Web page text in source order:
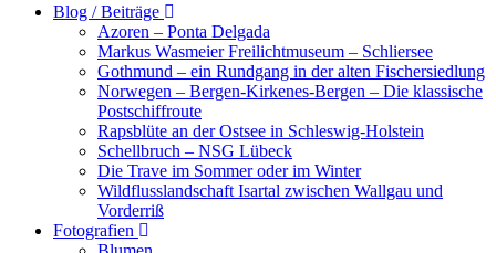
Blog / Beiträge
Azoren – Ponta Delgada
Markus Wasmeier Freilichtmuseum – Schliersee
Gothmund – ein Rundgang in der alten Fischersiedlung
Norwegen – Bergen-Kirkenes-Bergen – Die klassische
Postschiffroute
Rapsblüte an der Ostsee in Schleswig-Holstein
Schellbruch – NSG Lübeck
Die Trave im Sommer oder im Winter
Wildflusslandschaft Isartal zwischen Wallgau und
Vorderriß
Fotografien